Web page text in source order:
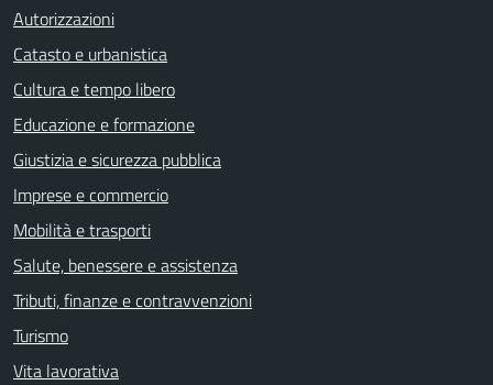
Autorizzazioni
Catasto e urbanistica
Cultura e tempo libero
Educazione e formazione
Giustizia e sicurezza pubblica
Imprese e commercio
Mobilità e trasporti
Salute, benessere e assistenza
Tributi, finanze e contravvenzioni
Turismo
Vita lavorativa